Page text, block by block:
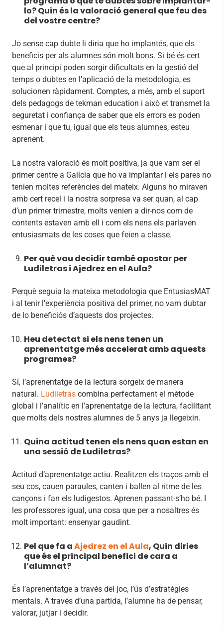
lo? Quin és la valoració general que feu des
del vostre centre?
Jo sense cap dubte li diria que ho implantés, que els
beneficis per als alumnes són molt bons. Si bé és cert
que al principi poden sorgir dificultats en la gestió del
temps o dubtes en l’aplicació de la metodologia, es
solucionen ràpidament. Comptes, a més, amb el suport
dels pedagogs de tekman education i això et transmet la
seguretat i confiança de saber que els errors es poden
esmenar i que tu, igual que els teus alumnes, esteu
aprenent.
La nostra valoració és molt positiva, ja que vam ser el
primer centre a Galícia que ho va implantar i els pares no
tenien moltes referències del mateix. Alguns ho miraven
amb cert recel i la nostra sorpresa va ser quan, al cap
d’un primer trimestre, molts venien a dir-nos com de
contents estaven amb ell i com els nens els parlaven
entusiasmats de les coses que feien a classe.
Per què vau decidir també apostar per
Ludiletras i Ajedrez en el Aula?
Perquè seguia la mateixa metodologia que EntusiasMAT
i al tenir l’experiència positiva del primer, no vam dubtar
de lo beneficiós d’aquests dos projectes.
Heu detectat si els nens tenen un
aprenentatge més accelerat amb aquests
programes?
Sí, l’aprenentatge de la lectura sorgeix de manera
natural. Ludiletras combina perfectament el mètode
global i l’analític en l’aprenentatge de la lectura, facilitant
que molts dels nostres alumnes de 5 anys ja llegeixin.
Quina actitud tenen els nens quan estan en
una sessió de Ludiletras?
Actitud d’aprenentatge actiu. Realitzen els traços amb el
seu cos, cauen paraules, canten i ballen al ritme de les
cançons i fan els ludigestos. Aprenen passant-s’ho bé. I
les professores igual, una cosa que per a nosaltres és
molt important: ensenyar gaudint.
Pel que fa aAjedrez en el Aula, Quin diries
que és el principal benefici de cara a
l’alumnat?
És l’aprenentatge a través del joc, l’ús d’estratègies
mentals. A través d’una partida, l’alumne ha de pensar,
valorar, jutjar i decidir.